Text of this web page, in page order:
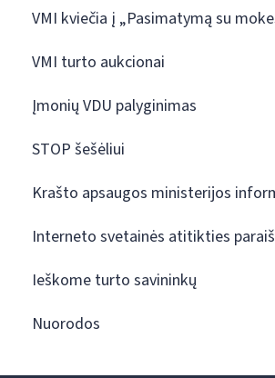
VMI kviečia į „Pasimatymą su
VMI turto aukcionai
Įmonių VDU palyginimas
STOP šešėliui
Krašto apsaugos ministerijos
Interneto svetainės atitikties
Ieškome turto savininkų
Nuorodos